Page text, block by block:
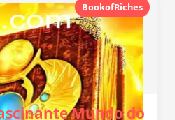
BookofRiches
Mundo do